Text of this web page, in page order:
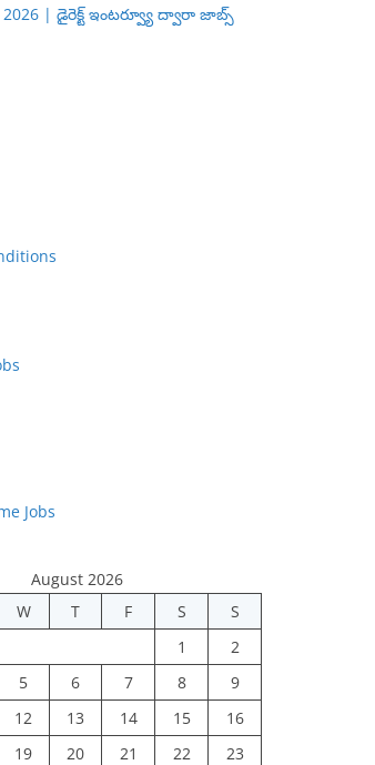
| డైరెక్ట్ ఇంటర్వ్యూ ద్వారా జాబ్స్
Jobs
August 2026
W T F S
S
1
2
5 6 7 8
9
12 13 14 15
16
19 20 21 22
23